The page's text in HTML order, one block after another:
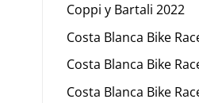
Coppi y Bartali 2022
Costa Blanca Bike
Costa Blanca Bike
Costa Blanca Bike